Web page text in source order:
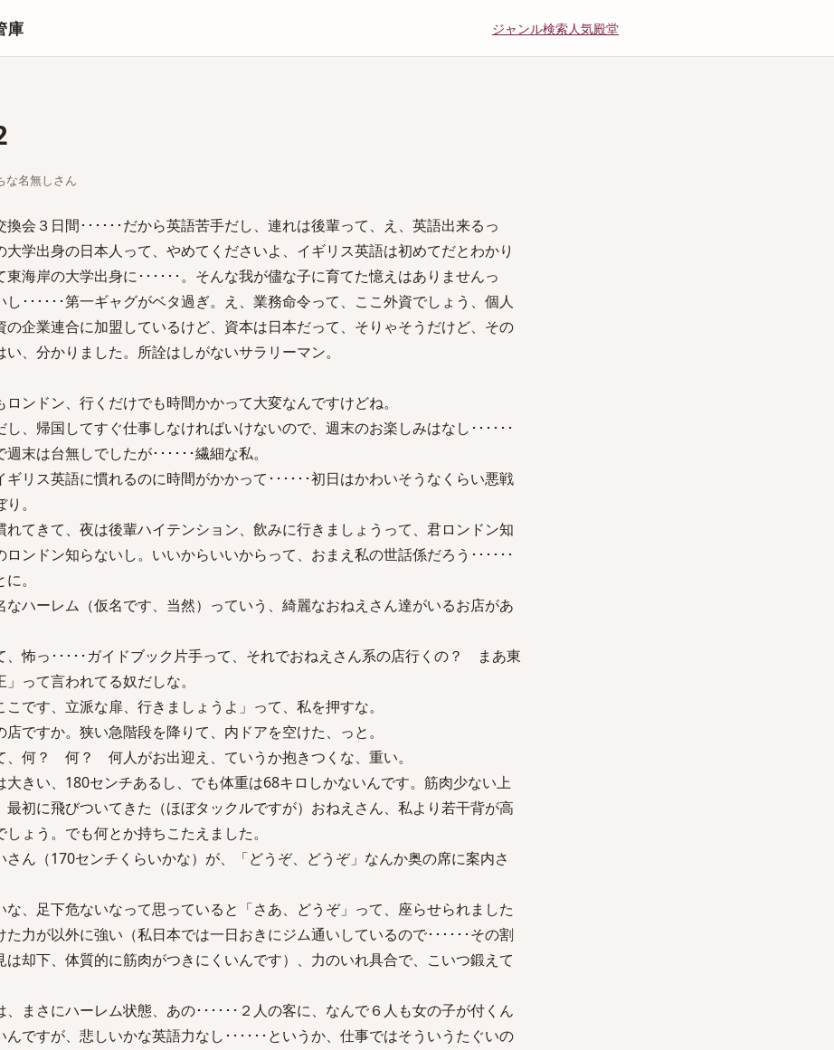
庫 ジャンル検索人気殿堂
名無しさん
換会３日間･･････だから英語苦手だし、連れは後輩って、え、英語出来るっ
大学出身の日本人って、やめてくださいよ、イギリス英語は初めてだとわかり
海岸の大学出身に･･････。そんな我が儘な子に育てた憶えはありませんっ
･･････第一ギャグがベタ過ぎ。え、業務命令って、ここ外資でしょう、個人
の企業連合に加盟しているけど、資本は日本だって、そりゃそうだけど、その
、分かりました。所詮はしがないサラリーマン。
ンドン、行くだけでも時間かかって大変なんですけどね。
、帰国してすぐ仕事しなければいけないので、週末のお楽しみはなし･･････
末は台無しでしたが･･････繊細な私。
リス英語に慣れるのに時間がかかって･･････初日はかわいそうなくらい悪戦
。
れてきて、夜は後輩ハイテンション、飲みに行きましょうって、君ロンドン知
ンドン知らないし。いいからいいからって、おまえ私の世話係だろう･･････
。
なハーレム（仮名です、当然）っていう、綺麗なおねえさん達がいるお店があ
、怖っ･････ガイドブック片手って、それでおねえさん系の店行くの？ まあ東
って言われてる奴だしな。
こです、立派な扉、行きましょうよ」って、私を押すな。
ですか。狭い急階段を降りて、内ドアを空けた、っと。
、何？ 何？ 何人がお出迎え、ていうか抱きつくな、重い。
きい、180センチあるし、でも体重は68キロしかないんです。筋肉少ない上
最初に飛びついてきた（ほぼタックルですが）おねえさん、私より若干背が高
ょう。でも何とか持ちこたえました。
ん（170センチくらいかな）が、「どうぞ、どうぞ」なんか奥の席に案内さ
な、足下危ないなって思っていると「さあ、どうぞ」って、座らせられました
力が以外に強い（私日本では一日おきにジム通いしているので･･････その割
は却下、体質的に筋肉がつきにくいんです）、力のいれ具合で、こいつ鍛えて
、まさにハーレム状態、あの･･････２人の客に、なんで６人も女の子が付くん
んですが、悲しいかな英語力なし･･････というか、仕事ではそういうたぐいの